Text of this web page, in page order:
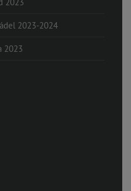
2023
2023-2024
2023